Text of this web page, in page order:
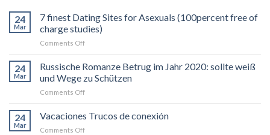
24
Mar
7 finest Dating Sites for Asexuals (100percent free of
charge studies)
Comments Offon
finest
Sites
for
(100percent
24
Mar
Russische Romanze Betrug im Jahr 2020: sollte weiß
und Wege zu Schützen
Comments Offon
Romanze
24
Mar
Vacaciones Trucos de conexión
Comments Offon